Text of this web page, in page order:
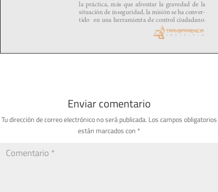
Enviar comentario
Tu dirección de correo electrónico no será publicada. Los campos obligatorios
están marcados con *